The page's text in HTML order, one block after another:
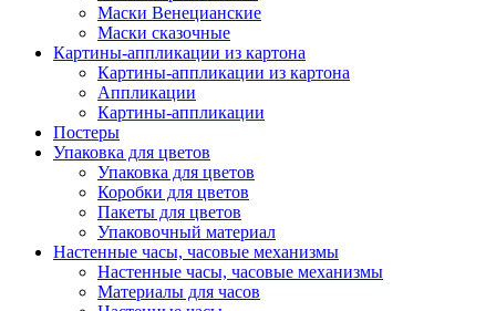
Маски Венецианские
Маски сказочные
Картины-аппликации из картона
Картины-аппликации из картона
Аппликации
Картины-аппликации
Постеры
Упаковка для цветов
Упаковка для цветов
Коробки для цветов
Пакеты для цветов
Упаковочный материал
Настенные часы, часовые механизмы
Настенные часы, часовые механизмы
Материалы для часов